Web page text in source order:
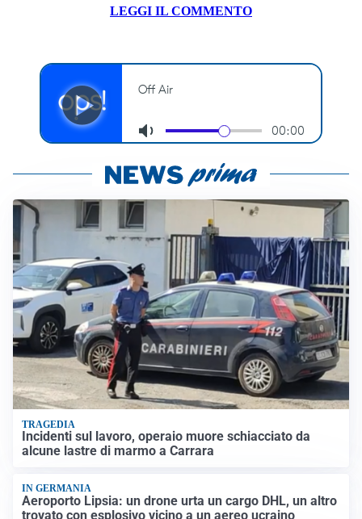
LEGGI IL COMMENTO
TRAGEDIA
Incidenti sul lavoro, operaio muore schiacciato da
alcune lastre di marmo a Carrara
IN GERMANIA
Aeroporto Lipsia: un drone urta un cargo DHL, un altro
trovato con esplosivo vicino a un aereo ucraino